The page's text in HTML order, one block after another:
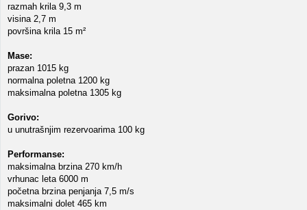
razmah krila 9,3 m
visina 2,7 m
površina krila 15 m²
Mase:
prazan 1015 kg
normalna poletna 1200 kg
maksimalna poletna 1305 kg
Gorivo:
u unutrašnjim rezervoarima 100 kg
Performanse:
maksimalna brzina 270 km/h
vrhunac leta 6000 m
početna brzina penjanja 7,5 m/s
maksimalni dolet 465 km